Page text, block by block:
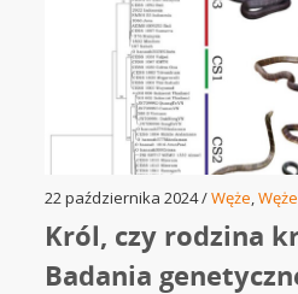
22 października 2024 /Węże,
Król, czy rodzina
Badania